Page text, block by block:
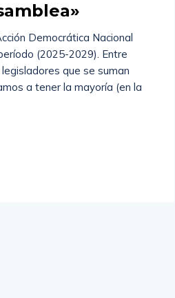
Democrática Nacional
(2025-2029). Entre
que se suman
a tener la mayoría (en la